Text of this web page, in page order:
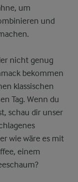
um
und
nicht genug
bekommen
klassischen
Tag. Wenn du
schau dir unser
wie wäre es mit
einem